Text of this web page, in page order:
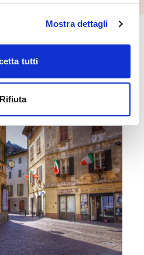
Mostra dettagli
tutti
Rifiuta
di